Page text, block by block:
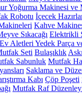
Yoğurma Makinesi ve
Robotu İçecek
Kahve
Sıkacağı Elektrikli
Aletleri Yedek Parça
Seti Bulaşıklık
Sabunluk Mutfak
Saklama ve
Kabı Çöp Poşeti
Mutfak Raf